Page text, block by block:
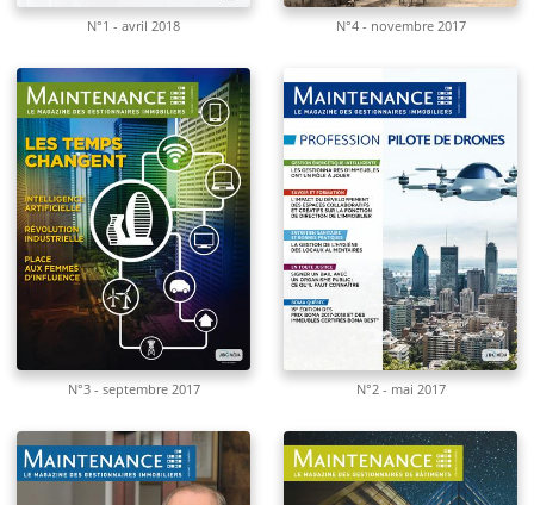
N°1 - avril 2018 N°4 - novembre 2017
N°3 - septembre 2017 N°2 - mai 2017